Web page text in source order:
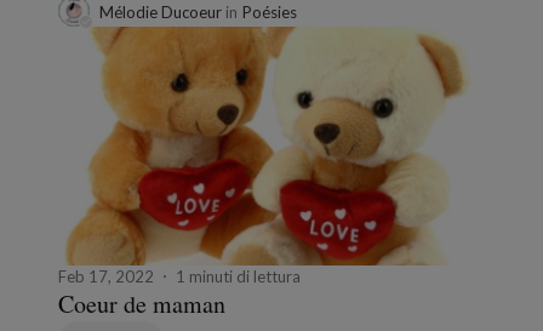
Mélodie Ducoeur in Poésies
Feb 17, 2022 1 minuti di lettura
Coeur de maman